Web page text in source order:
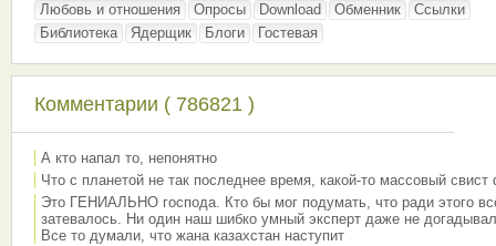
Любовь и отношения
Опросы Download Обменник
Ссылки
Библиотека
Ядерщик Блоги Гостевая
Комментарии ( 786821 )
А кто напал то, непонятно
Что с планетой не так последнее время, какой-то массовый свист
Это ГЕНИАЛЬНО господа. Кто бы мог подумать, что ради этого
затевалось. Ни один наш шибко умный эксперт даже не
Все то думали, что жана казахстан наступит